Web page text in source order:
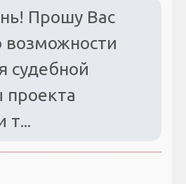
Прошу Вас
возможности
судебной
проекта
т...